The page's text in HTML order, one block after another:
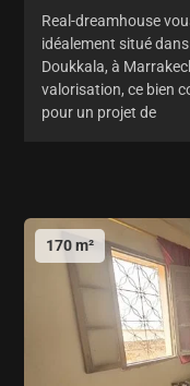
Real-dreamhouse
idéalement situé
Doukkala, à
valorisation, ce bien
pour un projet de
170 m²